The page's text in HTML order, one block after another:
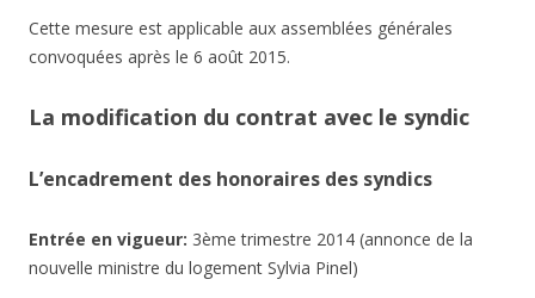
Cette mesure est applicable aux assemblées générales
convoquées après le 6 août 2015.
La modification du contrat avec le syndic
L’encadrement des honoraires des syndics
Entrée en vigueur: 3ème trimestre 2014 (annonce de la
nouvelle ministre du logement Sylvia Pinel)